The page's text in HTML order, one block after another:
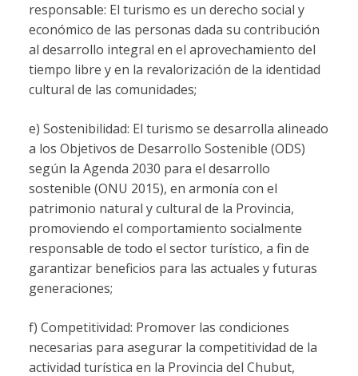
responsable: El turismo es un derecho social y
económico de las personas dada su contribución
al desarrollo integral en el aprovechamiento del
tiempo libre y en la revalorización de la identidad
cultural de las comunidades;
e) Sostenibilidad: El turismo se desarrolla alineado
a los Objetivos de Desarrollo Sostenible (ODS)
según la Agenda 2030 para el desarrollo
sostenible (ONU 2015), en armonía con el
patrimonio natural y cultural de la Provincia,
promoviendo el comportamiento socialmente
responsable de todo el sector turístico, a fin de
garantizar beneficios para las actuales y futuras
generaciones;
f) Competitividad: Promover las condiciones
necesarias para asegurar la competitividad de la
actividad turística en la Provincia del Chubut,